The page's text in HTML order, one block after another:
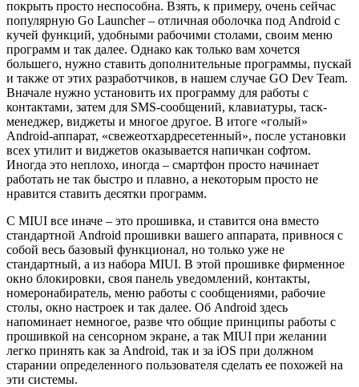
покрыть просто неспособна. Взять, к примеру, очень сейчас
популярную Go Launcher – отличная оболочка под Android с
кучей функций, удобными рабочими столами, своим меню
программ и так далее. Однако как только вам хочется
большего, нужно ставить дополнительные программы, пускай
и также от этих разработчиков, в нашем случае GO Dev Team.
Вначале нужно установить их программу для работы с
контактами, затем для SMS-сообщений, клавиатуры, таск-
менеджер, виджеты и многое другое. В итоге «голый»
Android-аппарат, «свежеотхардресетенный», после установки
всех утилит и виджетов оказывается напичкан софтом.
Иногда это неплохо, иногда – смартфон просто начинает
работать не так быстро и плавно, а некоторым просто не
нравится ставить десятки программ.
С MIUI все иначе – это прошивка, и ставится она вместо
стандартной Android прошивки вашего аппарата, привнося с
собой весь базовый функционал, но только уже не
стандартный, а из набора MIUI. В этой прошивке фирменное
окно блокировки, своя панель уведомлений, контакты,
номеронабиратель, меню работы с сообщениями, рабочие
столы, окно настроек и так далее. Об Android здесь
напоминает немногое, разве что общие принципы работы с
прошивкой на сенсорном экране, а так MIUI при желании
легко принять как за Android, так и за iOS при должном
старании определенного пользователя сделать ее похожей на
эти системы.